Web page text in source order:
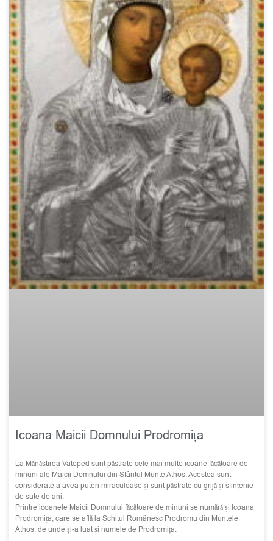
Icoana Maicii Domnului Prodromița
La Mănăstirea Vatoped sunt păstrate cele mai multe icoane făcătoare de
minuni ale Maicii Domnului din Sfântul Munte Athos. Acestea sunt
considerate a avea puteri miraculoase și sunt păstrate cu grijă și sfințenie
de sute de ani.
Printre icoanele Maicii Domnului făcătoare de minuni se numără și Icoana
Prodromița, care se află la Schitul Românesc Prodromu din Muntele
Athos, de unde și-a luat și numele de Prodromița.